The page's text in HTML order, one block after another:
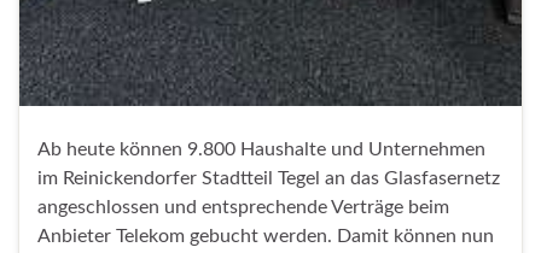
Ab heute können 9.800 Haushalte und Unternehmen
im Reinickendorfer Stadtteil Tegel an das Glasfasernetz
angeschlossen und entsprechende Verträge beim
Anbieter Telekom gebucht werden. Damit können nun